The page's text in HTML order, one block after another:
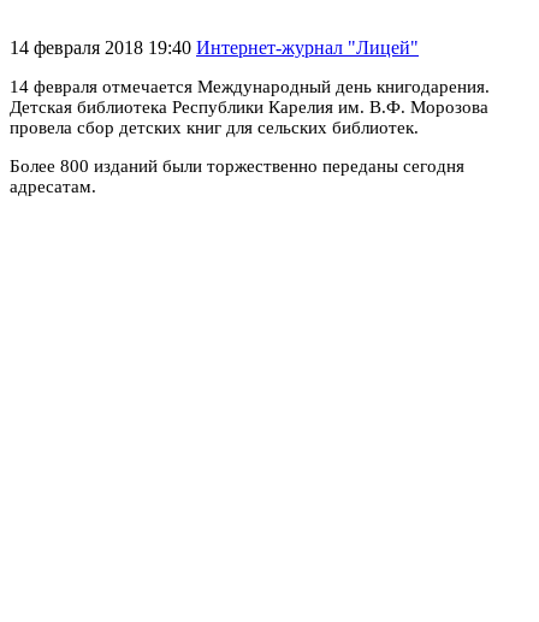
14 февраля 2018 19:40 Интернет-журнал "Лицей"
14 февраля отмечается Международный день книгодарения.
Детская библиотека Республики Карелия им. В.Ф. Морозова
провела сбор детских книг для сельских библиотек.
Более 800 изданий были торжественно переданы сегодня
адресатам.